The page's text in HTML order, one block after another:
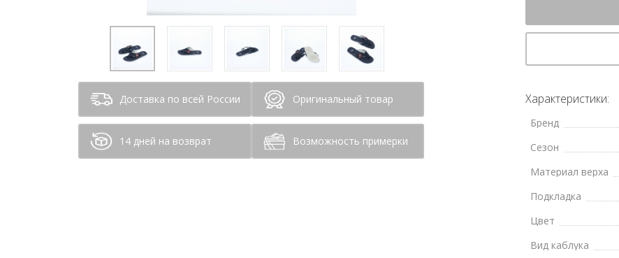
Доставка по всей России Оригинальный товар
14 дней на возврат Возможность примерки
Характеристики:
Бренд
Сезон
Материал верха
Подкладка
Цвет
Вид каблука